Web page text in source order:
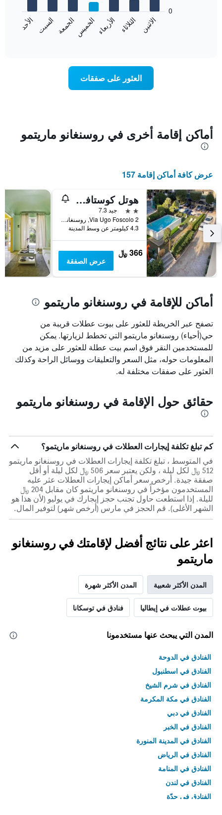
المخطط
1
محور
يعرض
الأسبوع.
يتضمن
المخطط
التالي
1
محور
Y
الذي
يعرض
متوسط
غرفة
الاثنين الثلاثاء الأربعاء الخميسالجمعة السبت الأحد
0
العثور على صفقات
أماكن إقامة أخرى في روسنغانو ماريتمو
عرض كافة أماكن إقامة 157
هوتل كوستافيردي
2 نجمتين
جيد 7.3
Via Ugo Foscolo 2, روسنغانو ماريتمو, توسكانا, إيطاليا
4.3 كيلومتر عن وسط المدينة
366 ﷼
عرض الصفقة
أماكن للإقامة في روسنغانو ماريتمو
تصفح عبر الخريطة للعثور على بيوت عطلات قريبة من
حي(أحياء) روسنغانو ماريتمو التي تخطط لزيارتها. يمكن
للمستخدمين النقر فوق اسم بيت عطلة للعثور على مزيد من
المعلومات حوله، مثل السعر والتعليقات ووسائل الراحة وكذلك
العثور على صفقات مختلفة له.
حقائق حول الإقامة في روسنغانو ماريتمو
كم تبلغ تكلفة إيجارات العطلات في روسنغانو ماريتمو؟
في المتوسط ، تبلغ تكلفة إيجارات العطلات في روسنغانو ماريتمو
512 ﷼ لكل ليلة ، ولكن يعتبر سعر 506 ﷼ لكل ليلة أو أقل
صفقة جيدة. أرخص سعر أماكن إيجارات العطلات عثر عليه
المستخدمون مؤخراً في روسنغانو ماريتمو كان مقابل 204 ﷼
لليلة. إذا استطعت حاول تجنب حجز إيجارك في يوليو (لأن هذا هو
الشهر الأغلى). قم الحجز في مارس (أرخص شهر) لتوفير المال.
اعثر على نتائج أفضل لإقامتك في روسنغانو
ماريتمو
المدن الأكثر شعبية المدن الأكثر شهرة
بيوت عطلات في إيطاليا فنادق في توسكانا
المدن التي يبحث عنها مستخدمونا
الفنادق في الدوحة
الفنادق في اسطنبول
الفنادق في شرم الشيخ
الفنادق في مكة المكرمة
الفنادق في دبي
الفنادق في الخبر
الفنادق في المدينة المنورة
الفنادق في الرياض
الفنادق في المنامة
الفنادق في لندن
الفنادق في جدّة